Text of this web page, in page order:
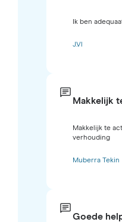
Ik ben
J.Vl
Makkelijk
Makkelijk te
verhouding
Muberra Tekin
Goede